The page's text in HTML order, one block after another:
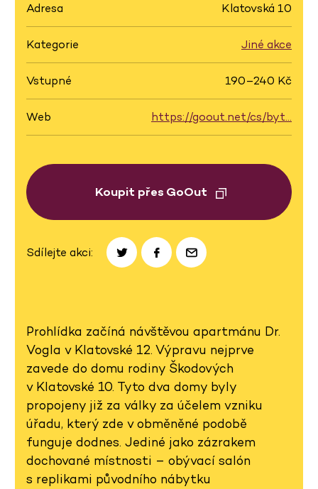
Adresa Klatovská 10
Kategorie Jiné akce
Vstupné 190–240 Kč
Web https://goout.net/cs/byt…
Koupit přes GoOut
Sdílejte akci:
Prohlídka začíná návštěvou apartmánu Dr.
Vogla v Klatovské 12. Výpravu nejprve
zavede do domu rodiny Škodových
v Klatovské 10. Tyto dva domy byly
propojeny již za války za účelem vzniku
úřadu, který zde v obměněné podobě
funguje dodnes. Jediné jako zázrakem
dochované místnosti – obývací salón
s replikami původního nábytku